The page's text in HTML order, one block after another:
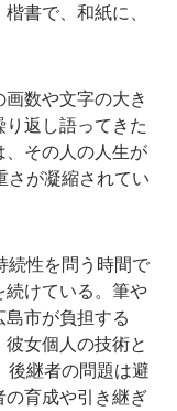
書で、和紙に、
数や文字の大き
返し語ってきた
その人の人生が
が凝縮されてい
続性を問う時間で
続けている。筆や
市が負担する
女個人の技術と
後継者の問題は避
育成や引き継ぎ